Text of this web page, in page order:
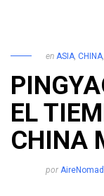
en ASIA, CHINA,
EL
CHINA
por